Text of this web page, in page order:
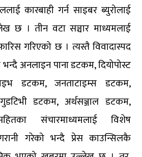
कारबाही गर्न साइबर ब्युरोलाई
छ । तीन वटा सञ्चार माध्यमलाई
गरिएको छ । त्यस्तै विवादास्पद
अनलाइन पाना डटकम, दियोपोस्ट
डटकम, जनताटाइम्स डटकम,
डटकम, अर्थसञ्जाल डटकम,
संचारमाध्यमलाई विशेष
गरेको भन्दै प्रेस काउन्सिलकै